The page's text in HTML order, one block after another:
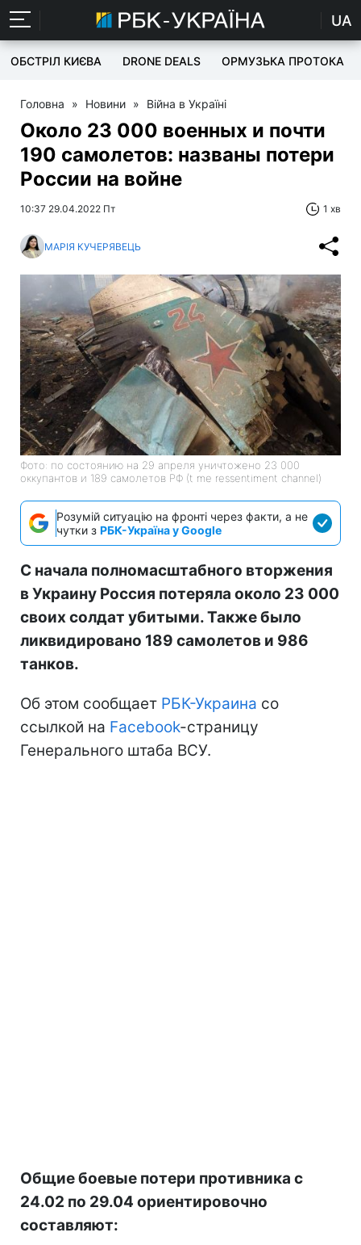
UA
ОБСТРІЛ КИЄВА DRONE DEALS ОРМУЗЬКА ПРОТОКА
Головна » Новини » Війна в Україні
Около 23 000 военных и почти
190 самолетов: названы потери
России на войне
10:37 29.04.2022 Пт 1 хв
МАРІЯ КУЧЕРЯВЕЦЬ
Фото: по состоянию на 29 апреля уничтожено 23 000
оккупантов и 189 самолетов РФ (t me ressentiment channel)
Розумій ситуацію на фронті через факти, а не
чутки з РБК-Україна у Google
С начала полномасштабного вторжения
в Украину Россия потеряла около 23 000
своих солдат убитыми. Также было
ликвидировано 189 самолетов и 986
танков.
Об этом сообщает РБК-Украина со
ссылкой на Facebook-страницу
Генерального штаба ВСУ.
Общие боевые потери противника с
24.02 по 29.04 ориентировочно
составляют: